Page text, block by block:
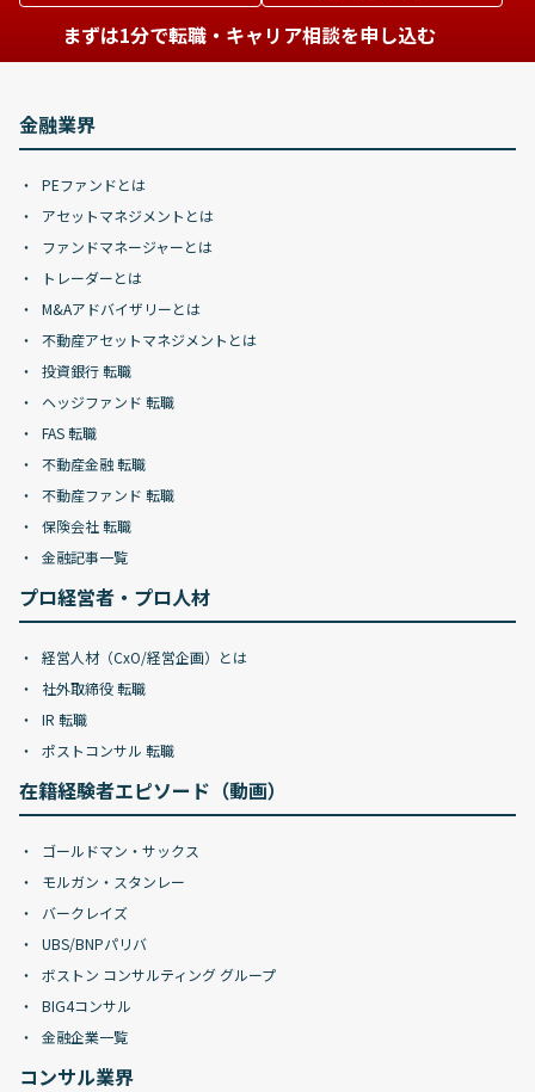
まずは1分で転職・キャリア相談を申し込む
金融業界
PEファンドとは
アセットマネジメントとは
ファンドマネージャーとは
トレーダーとは
M&Aアドバイザリーとは
不動産アセットマネジメントとは
投資銀行 転職
ヘッジファンド 転職
FAS 転職
不動産金融 転職
不動産ファンド 転職
保険会社 転職
金融記事一覧
プロ経営者・プロ人材
経営人材（CxO/経営企画）とは
社外取締役 転職
IR 転職
ポストコンサル 転職
在籍経験者エピソード（動画）
ゴールドマン・サックス
モルガン・スタンレー
バークレイズ
UBS/BNPパリバ
ボストン コンサルティング グループ
BIG4コンサル
金融企業一覧
コンサル業界